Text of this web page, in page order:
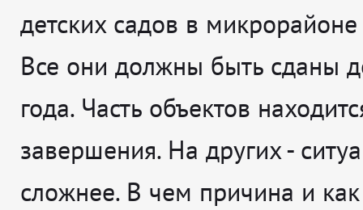
детских садов в
Все они должны быть сданы
года. Часть объектов
завершения. На других -
сложнее. В чем причина и как